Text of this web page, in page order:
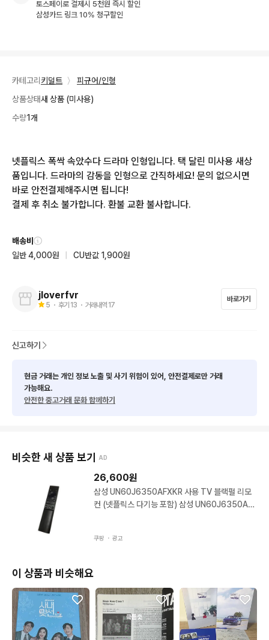
토스페이로 결제시 5천원 즉시 할인
삼성카드 링크 10% 청구할인
카테고리 키덜트 〉
피규어/인형
상품상태새 상품 (미사용)
수량1개
넷플릭스 폭싹 속았수다 드라마 인형입니다. 택 달린 미사용 새상
품입니다. 드라마의 감동을 인형으로 간직하세요! 문의 없으시면
바로 안전결제해주시면 됩니다!
결제 후 취소 불가합니다. 환불 교환 불사합니다.
배송비
일반 4,000원
CU반값 1,900원
jloverfvr
5 ・ 후기 13 ・ 거래내역 17
바로가기
신고하기
현금 거래는 개인 정보 노출 및 사기 위험이 있어, 안전결제로만 거래
가능해요.
안전한 중고거래 문화 함께하기
비슷한 새 상품 보기 AD
26,600원
삼성 UN60J6350AFXKR 사용 TV 블랙펄 리모
컨 (넷플릭스 다기능 포함) 삼성 UN60J6350AF
쿠팡 ・ 광고
이 상품과 비슷해요